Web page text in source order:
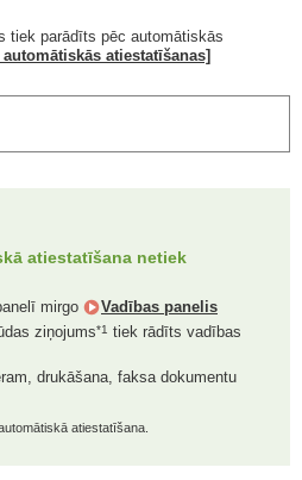
tiek parādīts pēc automātiskās
atiestatīšanas]
atiestatīšana netiek
mirgo
Vadības panelis
ziņojums*1 tiek rādīts vadības
drukāšana, faksa dokumentu
atiestatīšana.